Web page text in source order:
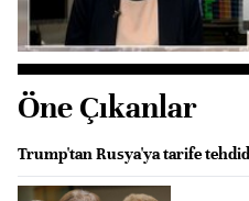
Öne Çıkanlar
Trump'tan Rusya'ya tarife